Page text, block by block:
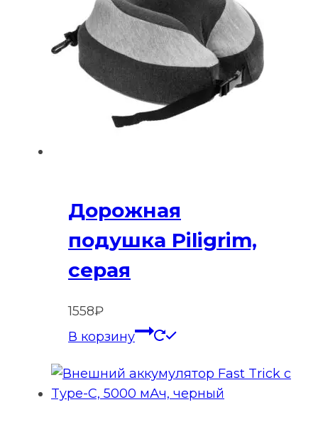
Дорожная
подушка Piligrim,
серая
1558₽
В корзину